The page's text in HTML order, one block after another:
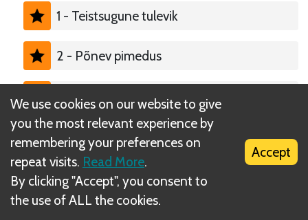
1 - Teistsugune tulevik
2 - Põnev pimedus
3 - Tõeline tornaado
4 - Kassi kutsumine
5 - Võrratu võlupeegel
We use cookies on our website to give
you the most relevant experience by
remembering your preferences on
repeat visits. Read More.
By clicking "Accept", you consent to
the use of ALL the cookies.
Accept